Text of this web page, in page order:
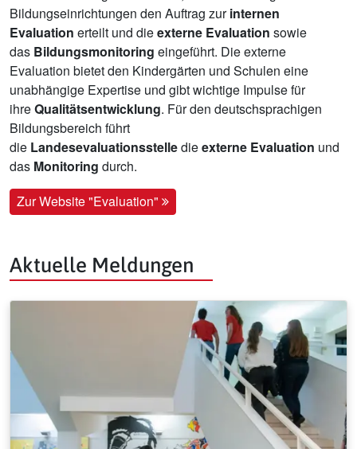
Bildungseinrichtungen den Auftrag zurinternen
Evaluation erteilt und dieexterne Evaluation sowie
das Bildungsmonitoring eingeführt. Die externe
Evaluation bietet den Kindergärten und Schulen eine
unabhängige Expertise und gibt wichtige Impulse für
ihreQualitätsentwicklung. Für den deutschsprachigen
Bildungsbereich führt
die Landesevaluationsstelledieexterne Evaluation und
das Monitoring durch.
Zur Website "Evaluation"
Aktuelle Meldungen